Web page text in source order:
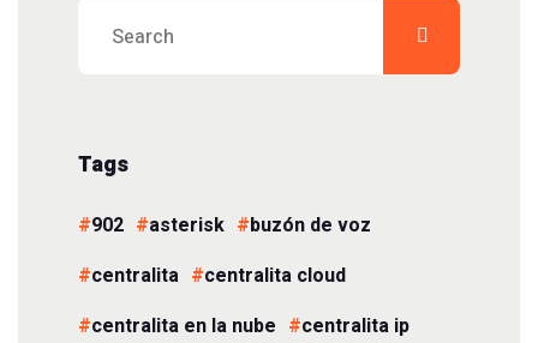
Tags
902 asterisk
buzón de voz
centralita
centralita cloud
centralita en la nube
centralita ip